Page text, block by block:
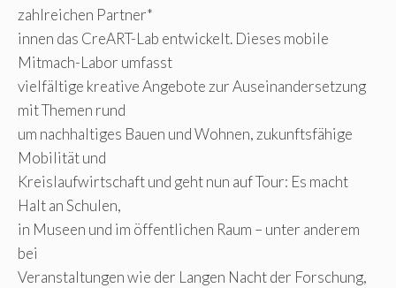
zahlreichen Partner*
innen das CreART-Lab entwickelt. Dieses mobile
Mitmach-Labor umfasst
vielfältige kreative Angebote zur Auseinandersetzung
mit Themen rund
um nachhaltiges Bauen und Wohnen, zukunftsfähige
Mobilität und
Kreislaufwirtschaft und geht nun auf Tour: Es macht
Halt an Schulen,
in Museen und im öffentlichen Raum – unter anderem
bei
Veranstaltungen wie der Langen Nacht der Forschung,